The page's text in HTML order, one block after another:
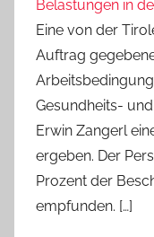
Belastungen in
Eine von der
Auftrag
Gesundheits-
Erwin Zangerl
ergeben. Der
Prozent der
empfunden. […]